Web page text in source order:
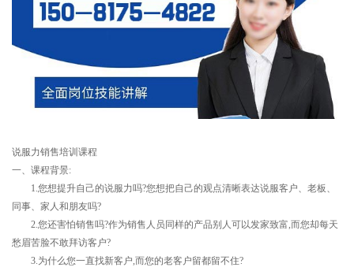
说服力销售培训课程
一、课程背景:
1.您想提升自己的说服力吗?您想把自己的观点清晰表达说服客户、老板、
同事、家人和朋友吗?
2.您还害怕销售吗?作为销售人员同样的产品别人可以发家致富,而您却每天
愁眉苦脸不敢拜访客户?
3.为什么您一直找新客户,而您的老客户留都留不住?